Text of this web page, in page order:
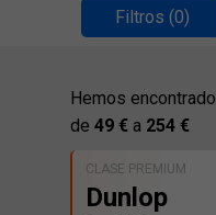
Filtros (0)
Hemos encontrado
de 49 € a 254 €
CLASE PREMIUM
Dunlop